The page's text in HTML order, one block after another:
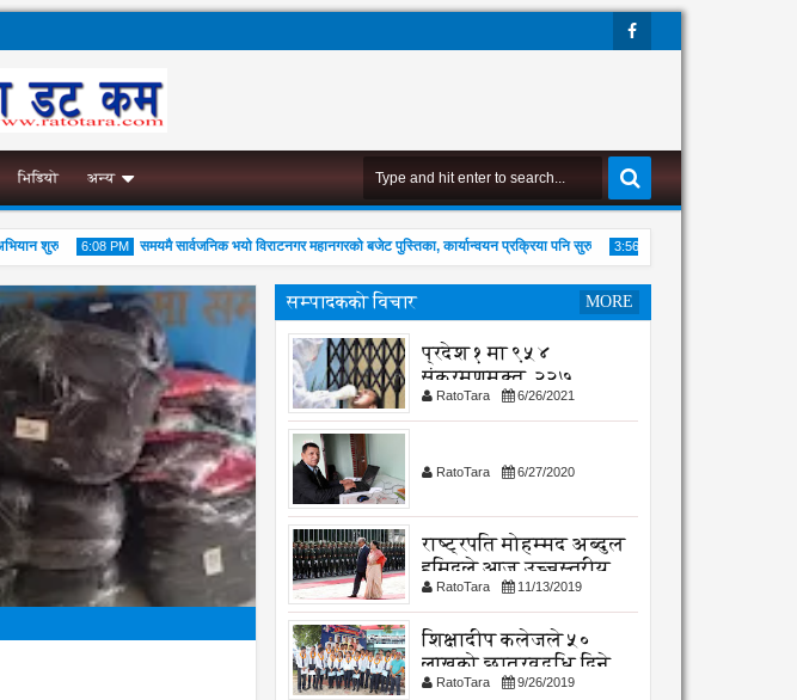
भिडियो अन्य
शुरु 6:08 PM
04
समयमै सार्वजनिक भयो विराटनगर महानगरको बजेट पुस्तिका, कार्यान्वयन प्रक्रिया पनि सुरु 3:56 PM
02 2026
सम्पादकको विचार MORE
प्रदेश १ मा ९५४
संक्रमणमुक्त, २२७
संक्रमित थपिए
RatoTara 6/26/2021
RatoTara 6/27/2020
राष्ट्रपति मोहम्मद अब्दुल
हमिदले आज उच्चस्तरीय
भेटवार्ता गर्नु हुदै,
RatoTara 11/13/2019
शिक्षादीप कलेजले ५०
लाखको छात्रवृद्धि दिने
घोषणा
RatoTara 9/26/2019